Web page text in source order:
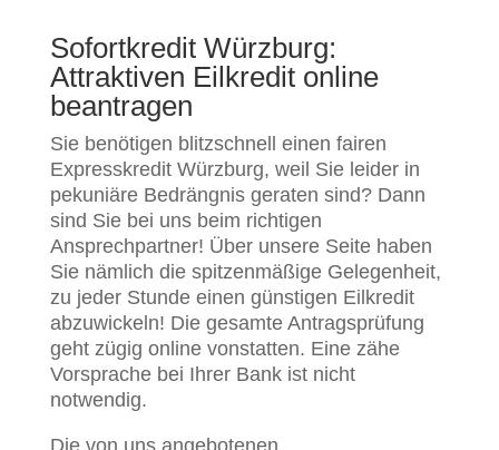
Sofortkredit Würzburg:
Attraktiven Eilkredit online
beantragen
Sie benötigen blitzschnell einen fairen
Expresskredit Würzburg, weil Sie leider in
pekuniäre Bedrängnis geraten sind? Dann
sind Sie bei uns beim richtigen
Ansprechpartner! Über unsere Seite haben
Sie nämlich die spitzenmäßige Gelegenheit,
zu jeder Stunde einen günstigen Eilkredit
abzuwickeln! Die gesamte Antragsprüfung
geht zügig online vonstatten. Eine zähe
Vorsprache bei Ihrer Bank ist nicht
notwendig.
Die von uns angebotenen